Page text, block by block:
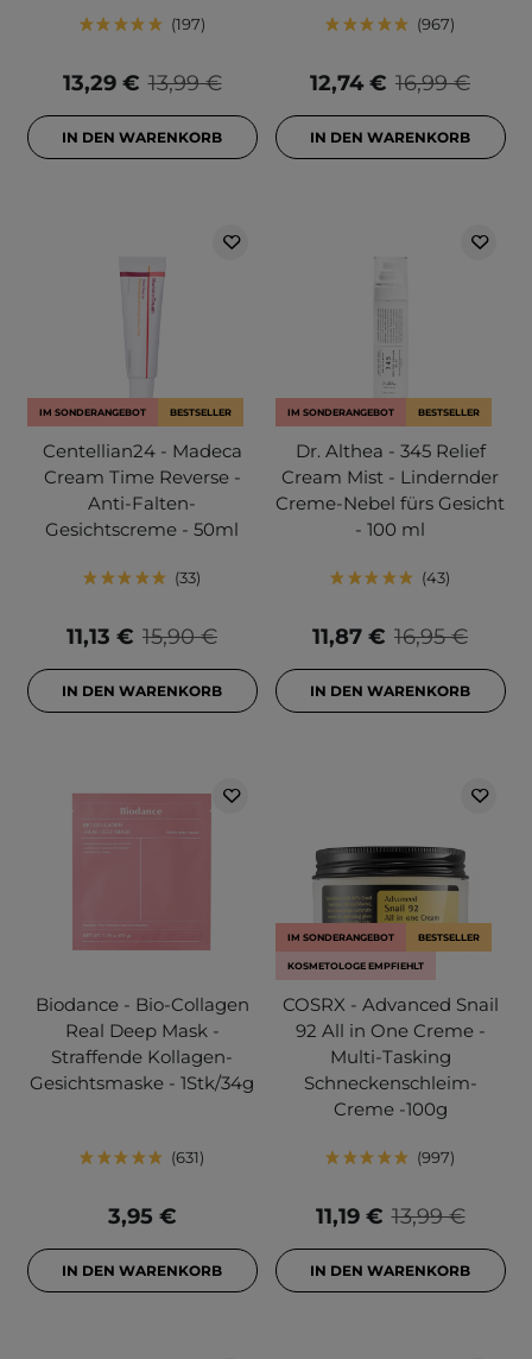
197
13,99 €
13,29 €
IN DEN WARENKORB
967
16,99 €
12,74 €
IN DEN WARENKORB
IM SONDERANGEBOT BESTSELLER
Centellian24 - Madeca
Cream Time Reverse -
Anti-Falten-
Gesichtscreme - 50ml
33
15,90 €
11,13 €
IN DEN WARENKORB
IM SONDERANGEBOT BESTSELLER
Dr. Althea - 345 Relief
Cream Mist - Lindernder
Creme-Nebel fürs Gesicht
- 100 ml
43
16,95 €
11,87 €
IN DEN WARENKORB
Biodance - Bio-Collagen
Real Deep Mask -
Straffende Kollagen-
Gesichtsmaske - 1Stk/34g
631
3,95 €
IN DEN WARENKORB
IM SONDERANGEBOT BESTSELLER
KOSMETOLOGE EMPFIEHLT
COSRX - Advanced Snail
92 All in One Creme -
Multi-Tasking
Schneckenschleim-
Creme -100g
997
13,99 €
11,19 €
IN DEN WARENKORB